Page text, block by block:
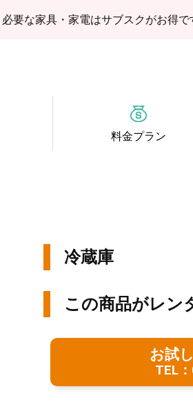
料金プラン
要な家具・家電はサブスクがお得で
冷蔵庫
この商品がレン
お試
TEL